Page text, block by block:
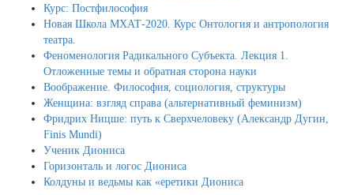
Курс: Постфилософия
Новая Школа МХАТ-2020. Курс Онтология и антропология
театра.
Феноменология Радикального Субъекта. Лекция 1.
Отложенные темы и обратная сторона науки
Воображение. Философия, социология, структуры
Женщина: взгляд справа (альтернативный феминизм)
Фридрих Ницше: путь к Сверхчеловеку (Александр Дугин,
Finis Mundi)
Ученик Диониса
Горизонталь и логос Диониса
Колдуны и ведьмы как «еретики Диониса